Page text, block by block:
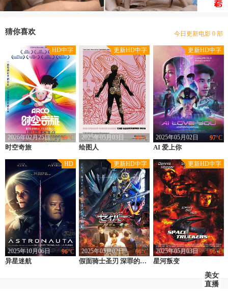
猜你喜欢
豆瓣优片库，万部电影在线选
今日更新电影 0 部
本站网址：www.gdhotels.org
豆瓣优片库，万部电影在线选
现已收录电影 3546 部
HD中字
99°C
时空奇旅
2026年02月25日
类型：法国,科幻
上映：2025
地区：法国
导演：于戈·比安弗尼
主演：娜塔莉·波特曼,斯万·阿劳德,路易·加瑞尔,樊尚·马凯涅,阿尔玛·佐杜洛夫斯基,欧斯莫·普契尼
更新HD中字
98°C
绘图人
2025年05月03日
类型：
上映：1969
地区： 美国
导演： 杰克·斯迈特
主演：罗德·斯泰格尔,克莱尔·布鲁姆,罗伯特·德莱瓦斯,唐多宾斯,杰森·埃弗斯
更新HD中字
97°C
AI 爱上你
2025年05月02日
类型：科幻
上映：2022
地区：泰国
导演：大卫·阿萨瓦纳德,Stephan
主演：平采娜·乐维瑟派布恩,马里奥·毛瑞尔,萨哈贾克·波斯安吉特,大卫·阿萨瓦纳德,Watthanachai
HD
96°C
异星迷航
2025年10月06日
类型：科幻,惊悚
更新HD中字
96°C
假面骑士圣刃 深罪的三重奏
2025年05月02日
类型：科幻
更新HD中字
96°C
星河叛变
2025年05月03日
类型：科幻
美女
直播